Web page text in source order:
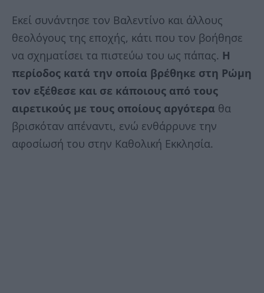
Εκεί συνάντησε τον Βαλεντίνο και άλλους
θεολόγους της εποχής, κάτι που τον βοήθησε
να σχηματίσει τα πιστεύω του ως πάπας. Η
περίοδος κατά την οποία βρέθηκε στη Ρώμη
τον εξέθεσε και σε κάποιους από τους
αιρετικούς με τους οποίους αργότερα θα
βρισκόταν απέναντι, ενώ ενθάρρυνε την
αφοσίωσή του στην Καθολική Εκκλησία.